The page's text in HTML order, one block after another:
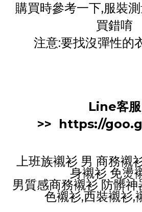
購買時參考一下,服裝
買錯唷
注意:要找沒彈性的
Line客服
>> https://
上班族襯衫 男 商務襯
身襯衫 免燙
男質感商務襯衫 防髒神
色襯衫,西裝襯衫,